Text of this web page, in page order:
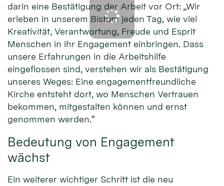
darin eine Bestätigung der Arbeit vor Ort: „Wir
erleben in unserem Bistum jeden Tag, wie viel
Kreativität, Verantwortung, Freude und Esprit
Menschen in ihr Engagement einbringen. Dass
unsere Erfahrungen in die Arbeitshilfe
eingeflossen sind, verstehen wir als Bestätigung
unseres Weges: Eine engagementfreundliche
Kirche entsteht dort, wo Menschen Vertrauen
bekommen, mitgestalten können und ernst
genommen werden.“
Bedeutung von Engagement
wächst
Ein weiterer wichtiger Schritt ist die neu